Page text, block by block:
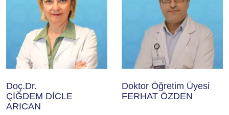
Doç.Dr.
ÇİĞDEM DİCLE
ARICAN
Doktor Öğretim Üyesi
FERHAT ÖZDEN